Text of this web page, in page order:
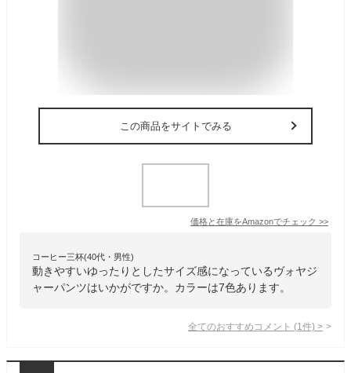
この商品をサイトでみる
価格と在庫をAmazonでチェック >>
コーヒー三杯(40代・男性)
動きやすいゆったりとしたサイズ感になっているヴォヤジ
ャーパンツはいかがですか。カラーは7色あります。
全てのおすすめコメント (1 件) >